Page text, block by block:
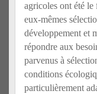
agricoles ont été le
eux-mêmes
développement et
répondre aux
parvenus à
conditions
particulièrement